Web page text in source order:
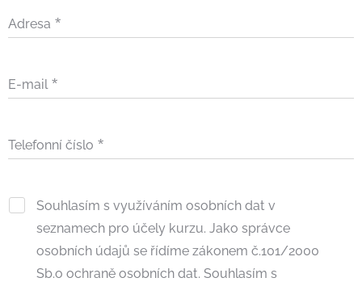
Adresa
E-mail
Telefonní číslo
Souhlasím s využíváním osobních dat v
seznamech pro účely kurzu. Jako správce
osobních údajů se řídíme zákonem č.101/2000
Sb.o ochraně osobních dat. Souhlasím s